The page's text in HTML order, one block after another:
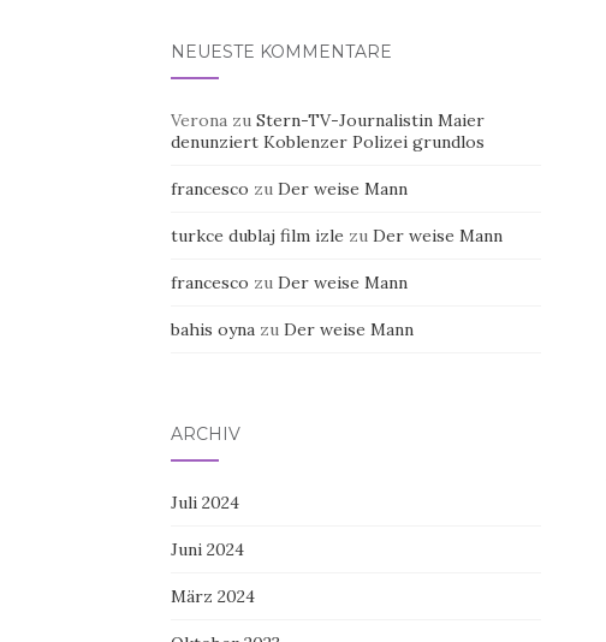
NEUESTE KOMMENTARE
Verona zu Stern-TV-Journalistin Maier
denunziert Koblenzer Polizei grundlos
francesco zu Der weise Mann
turkce dublaj film izle zu Der weise Mann
francesco zu Der weise Mann
bahis oyna zu Der weise Mann
ARCHIV
Juli 2024
Juni 2024
März 2024